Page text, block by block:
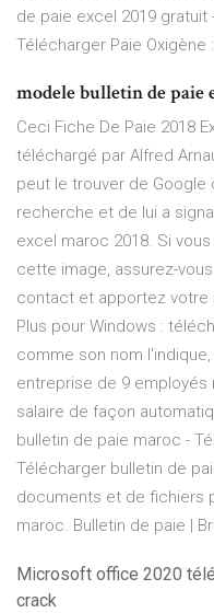
de paie excel 2019 gratuit
Télécharger Paie
modele bulletin de paie
Ceci Fiche De Paie 2018
téléchargé par Alfred
peut le trouver de
recherche et de lui a
excel maroc 2018. Si
cette image, assurez-
contact et apportez votre
Plus pour Windows :
comme son nom
entreprise de 9
salaire de façon
bulletin de paie maroc -
Télécharger bulletin de
documents et de fichiers
maroc. Bulletin de paie |
Microsoft office 2020
crack